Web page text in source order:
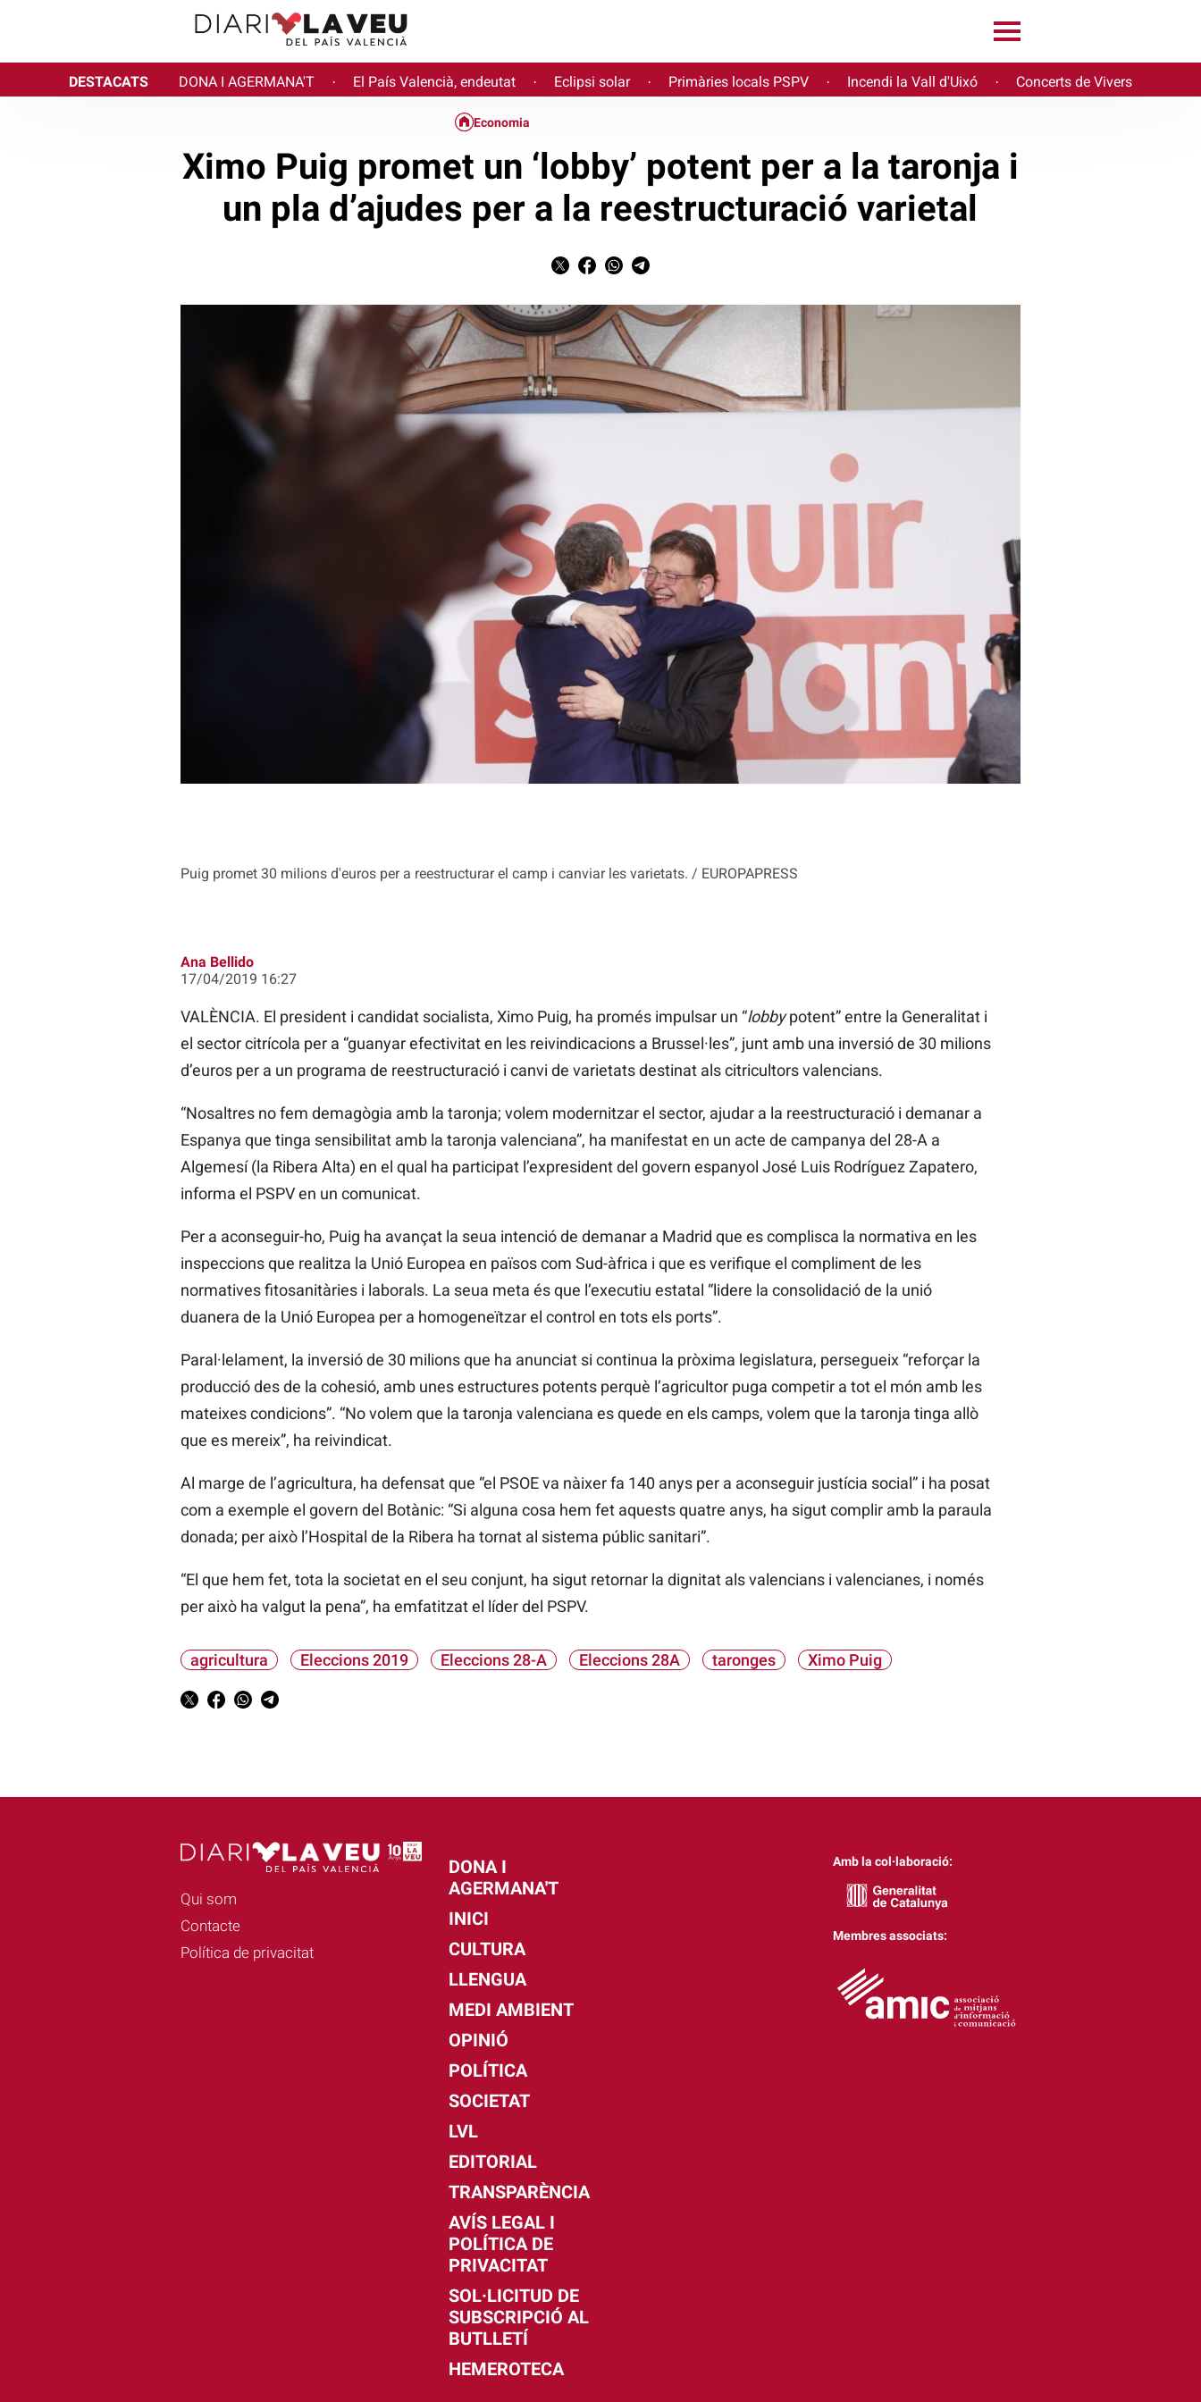
DESTACATS DONA I AGERMANA'T · El País Valencià, endeutat · Eclipsi solar · Primàries locals PSPV · Incendi la Vall d'Uixó · Concerts de Vivers
Puig promet 30 milions d'euros per a reestructurar el camp i canviar les varietats. / EUROPAPRESS
Economia
Ximo Puig promet un ‘lobby’ potent per a la taronja i
un pla d’ajudes per a la reestructuració varietal
Ana Bellido
17/04/2019 16:27
VALÈNCIA. El president i candidat socialista, Ximo Puig, ha promés impulsar un “lobbypotent” entre la Generalitat i
el sector citrícola per a “guanyar efectivitat en les reivindicacions a Brussel·les”, junt amb una inversió de 30 milions
d’euros per a un programa de reestructuració i canvi de varietats destinat als citricultors valencians.
“Nosaltres no fem demagògia amb la taronja; volem modernitzar el sector, ajudar a la reestructuració i demanar a
Espanya que tinga sensibilitat amb la taronja valenciana”, ha manifestat en un acte de campanya del 28-A a
Algemesí (la Ribera Alta) en el qual ha participat l’expresident del govern espanyol José Luis Rodríguez Zapatero,
informa el PSPV en un comunicat.
Per a aconseguir-ho, Puig ha avançat la seua intenció de demanar a Madrid que es complisca la normativa en les
inspeccions que realitza la Unió Europea en països com Sud-àfrica i que es verifique el compliment de les
normatives fitosanitàries i laborals. La seua meta és que l’executiu estatal “lidere la consolidació de la unió
duanera de la Unió Europea per a homogeneïtzar el control en tots els ports”.
Paral·lelament, la inversió de 30 milions que ha anunciat si continua la pròxima legislatura, persegueix “reforçar la
producció des de la cohesió, amb unes estructures potents perquè l’agricultor puga competir a tot el món amb les
mateixes condicions”. “No volem que la taronja valenciana es quede en els camps, volem que la taronja tinga allò
que es mereix”, ha reivindicat.
Al marge de l’agricultura, ha defensat que “el PSOE va nàixer fa 140 anys per a aconseguir justícia social” i ha posat
com a exemple el govern del Botànic: “Si alguna cosa hem fet aquests quatre anys, ha sigut complir amb la paraula
donada; per això l’Hospital de la Ribera ha tornat al sistema públic sanitari”.
“El que hem fet, tota la societat en el seu conjunt, ha sigut retornar la dignitat als valencians i valencianes, i només
per això ha valgut la pena”, ha emfatitzat el líder del PSPV.
agricultura Eleccions 2019 Eleccions 28-A Eleccions 28A taronges Ximo Puig
Qui som
Contacte
Política de privacitat
DONA I
AGERMANA'T
INICI
CULTURA
LLENGUA
MEDI AMBIENT
OPINIÓ
POLÍTICA
SOCIETAT
LVL
EDITORIAL
TRANSPARÈNCIA
AVÍS LEGAL I
POLÍTICA DE
PRIVACITAT
SOL·LICITUD DE
SUBSCRIPCIÓ AL
BUTLLETÍ
HEMEROTECA
Amb la col·laboració:
Membres associats: